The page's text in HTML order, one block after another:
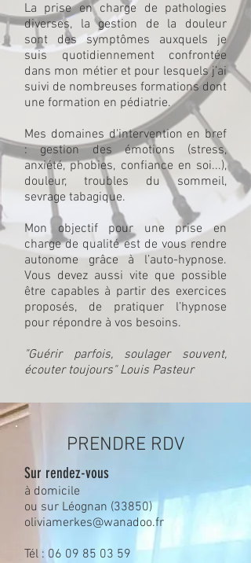
La prise en charge de pathologies
diverses, la gestion de la douleur
sont des symptômes auxquels je
suis quotidiennement confrontée
dans mon métier et pour lesquels j’ai
suivi de nombreuses formations dont
une formation en pédiatrie.
Mes domaines d'intervention en bref
: gestion des émotions (stress,
anxiété, phobies, confiance en soi...),
douleur, troubles du sommeil,
sevrage tabagique.
Mon objectif pour une prise en
charge de qualité est de vous rendre
autonome grâce à l’auto-hypnose.
Vous devez aussi vite que possible
être capables à partir des exercices
proposés, de pratiquer l’hypnose
pour répondre à vos besoins.
"Guérir parfois, soulager souvent,
écouter toujours" Louis Pasteur
PRENDRE RDV
Sur rendez-vous
à domicile
ou sur Léognan (33850)
oliviamerkes@wanadoo.fr
​Tél : 06 09 85 03 59